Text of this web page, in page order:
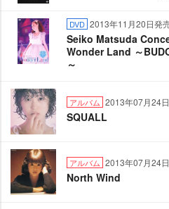
DVD 2013年11月20日発
Seiko Matsuda
Wonder Land ～
～
アルバム 2013年07月24
SQUALL
アルバム 2013年07月24
North Wind